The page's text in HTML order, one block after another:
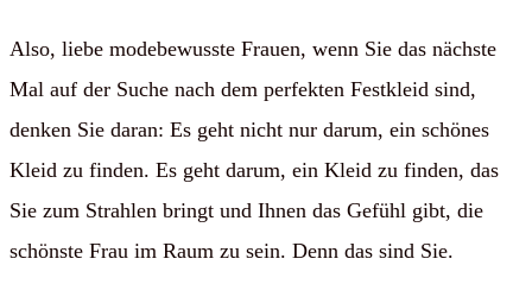
Also, liebe modebewusste Frauen, wenn Sie das nächste
Mal auf der Suche nach dem perfekten Festkleid sind,
denken Sie daran: Es geht nicht nur darum, ein schönes
Kleid zu finden. Es geht darum, ein Kleid zu finden, das
Sie zum Strahlen bringt und Ihnen das Gefühl gibt, die
schönste Frau im Raum zu sein. Denn das sind Sie.